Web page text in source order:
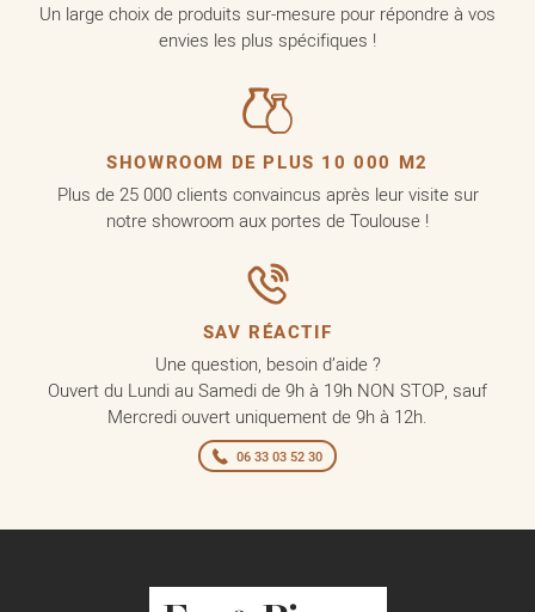
Un large choix de produits sur-mesure pour répondre à vos
envies les plus spécifiques !
SHOWROOM DE PLUS 10 000 M2
Plus de 25 000 clients convaincus après leur visite sur
notre showroom aux portes de Toulouse !
SAV RÉACTIF
Une question, besoin d’aide ?
Ouvert du Lundi au Samedi de 9h à 19h NON STOP, sauf
Mercredi ouvert uniquement de 9h à 12h.
06 33 03 52 30